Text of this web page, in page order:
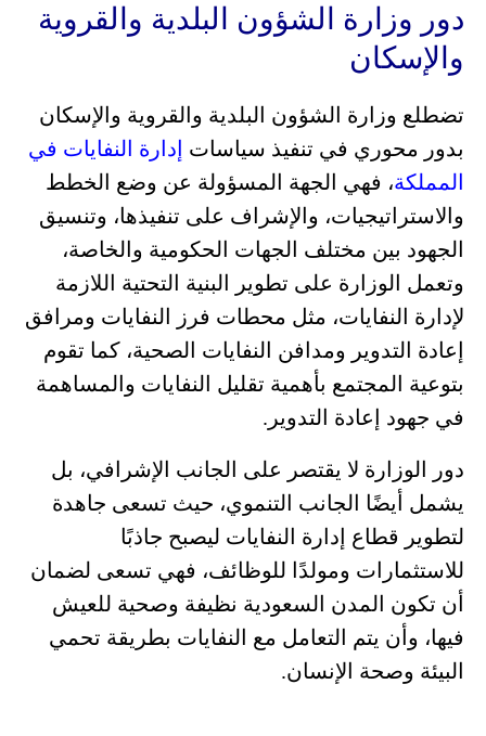
دور وزارة الشؤون البلدية والقروية
والإسكان
تضطلع وزارة الشؤون البلدية والقروية والإسكان
بدور محوري في تنفيذ سياسات إدارة النفايات في
المملكة، فهي الجهة المسؤولة عن وضع الخطط
والاستراتيجيات، والإشراف على تنفيذها، وتنسيق
الجهود بين مختلف الجهات الحكومية والخاصة،
وتعمل الوزارة على تطوير البنية التحتية اللازمة
لإدارة النفايات، مثل محطات فرز النفايات ومرافق
إعادة التدوير ومدافن النفايات الصحية، كما تقوم
بتوعية المجتمع بأهمية تقليل النفايات والمساهمة
في جهود إعادة التدوير.
دور الوزارة لا يقتصر على الجانب الإشرافي، بل
يشمل أيضًا الجانب التنموي، حيث تسعى جاهدة
لتطوير قطاع إدارة النفايات ليصبح جاذبًا
للاستثمارات ومولدًا للوظائف، فهي تسعى لضمان
أن تكون المدن السعودية نظيفة وصحية للعيش
فيها، وأن يتم التعامل مع النفايات بطريقة تحمي
البيئة وصحة الإنسان.